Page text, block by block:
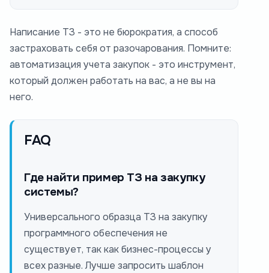
Написание ТЗ - это не бюрократия, а способ
застраховать себя от разочарования. Помните:
автоматизация учета закупок - это инструмент,
который должен работать на вас, а не вы на
него.
FAQ
Где найти пример ТЗ на закупку
системы?
Универсального образца ТЗ на закупку
программного обеспечения не
существует, так как бизнес-процессы у
всех разные. Лучше запросить шаблон